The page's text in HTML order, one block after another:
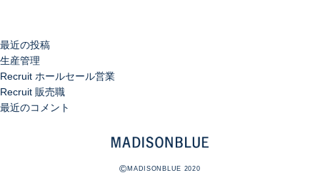
最近の投稿
生産管理
Recruit ホールセール営業
Recruit 販売職
最近のコメント
©MADISONBLUE 2020